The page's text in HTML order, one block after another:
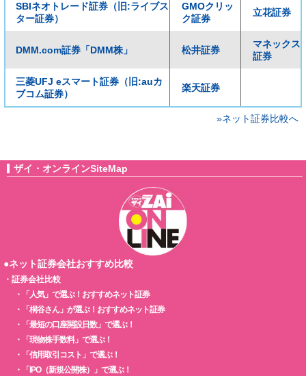
SBIネオトレード証券（旧:ライブス
ター証券）
GMOクリッ
ク証券
立花証券
DMM.com証券「DMM株」 松井証券
マネックス
証券
三菱UFJ eスマート証券（旧:auカ
ブコム証券）
楽天証券
»ネット証券比較へ
ザイ・オンラインSiteMap
●ネット証券会社おすすめ比較
・ 証券会社比較
・
「人気」で選ぶ！おすすめネット証券
・
「桐谷さん」が選ぶ！おすすめネット証券
・
「最短の口座開設日数」で選ぶ！
・
「現物株手数料」で選ぶ！
・
「信用取引コスト」で選ぶ！
・
「IPO（新規公開株）」で選ぶ！